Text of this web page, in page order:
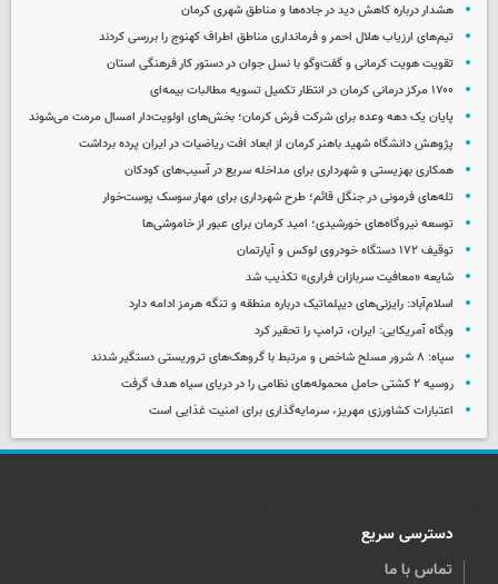
هشدار درباره کاهش دید در جاده‌ها و مناطق شهری کرمان
تیم‌های ارزیاب هلال احمر و فرمانداری مناطق اطراف کهنوج را بررسی کردند
تقویت هویت کرمانی و گفت‌وگو با نسل جوان در دستور کار فرهنگی استان
۱۷۰۰ مرکز درمانی کرمان در انتظار تکمیل تسویه مطالبات بیمه‌ای
پایان یک دهه وعده برای شرکت فرش کرمان؛ بخش‌های اولویت‌دار امسال مرمت می‌شوند
پژوهش دانشگاه شهید باهنر کرمان از ابعاد افت ریاضیات در ایران پرده برداشت
همکاری بهزیستی و شهرداری برای مداخله سریع در آسیب‌های کودکان
تله‌های فرمونی در جنگل قائم؛ طرح شهرداری برای مهار سوسک پوست‌خوار
توسعه نیروگاه‌های خورشیدی؛ امید کرمان برای عبور از خاموشی‌ها
توقیف ۱۷۲ دستگاه خودروی لوکس و آپارتمان
شایعه «معافیت سربازان فراری» تکذیب شد
اسلام‌آباد: رایزنی‌های دیپلماتیک درباره منطقه و تنگه هرمز ادامه دارد
وبگاه آمریکایی: ایران، ترامپ را تحقیر کرد
سپاه: ۸ شرور مسلح شاخص و مرتبط با گروهک‌های تروریستی دستگیر شدند
روسیه ۲ کشتی حامل محموله‌های نظامی را در دریای سیاه هدف گرفت
اعتبارات کشاورزی مهریز، سرمایه‌گذاری برای امنیت غذایی است
دسترسی سریع
تماس با ما